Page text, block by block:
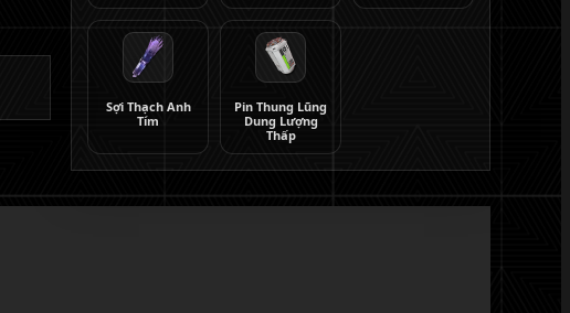
Sợi Thạch Anh
Tím
Pin Thung Lũng
Dung Lượng
Thấp